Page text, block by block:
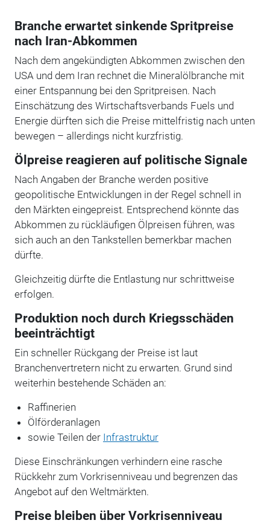
Branche erwartet sinkende Spritpreise
nach Iran-Abkommen
Nach dem angekündigten Abkommen zwischen den
USA und dem Iran rechnet die Mineralölbranche mit
einer Entspannung bei den Spritpreisen. Nach
Einschätzung des Wirtschaftsverbands Fuels und
Energie dürften sich die Preise mittelfristig nach unten
bewegen – allerdings nicht kurzfristig.
Ölpreise reagieren auf politische Signale
Nach Angaben der Branche werden positive
geopolitische Entwicklungen in der Regel schnell in
den Märkten eingepreist. Entsprechend könnte das
Abkommen zu rückläufigen Ölpreisen führen, was
sich auch an den Tankstellen bemerkbar machen
dürfte.
Gleichzeitig dürfte die Entlastung nur schrittweise
erfolgen.
Produktion noch durch Kriegsschäden
beeinträchtigt
Ein schneller Rückgang der Preise ist laut
Branchenvertretern nicht zu erwarten. Grund sind
weiterhin bestehende Schäden an:
Raffinerien
Ölförderanlagen
sowie Teilen der Infrastruktur
Diese Einschränkungen verhindern eine rasche
Rückkehr zum Vorkrisenniveau und begrenzen das
Angebot auf den Weltmärkten.
Preise bleiben über Vorkrisenniveau